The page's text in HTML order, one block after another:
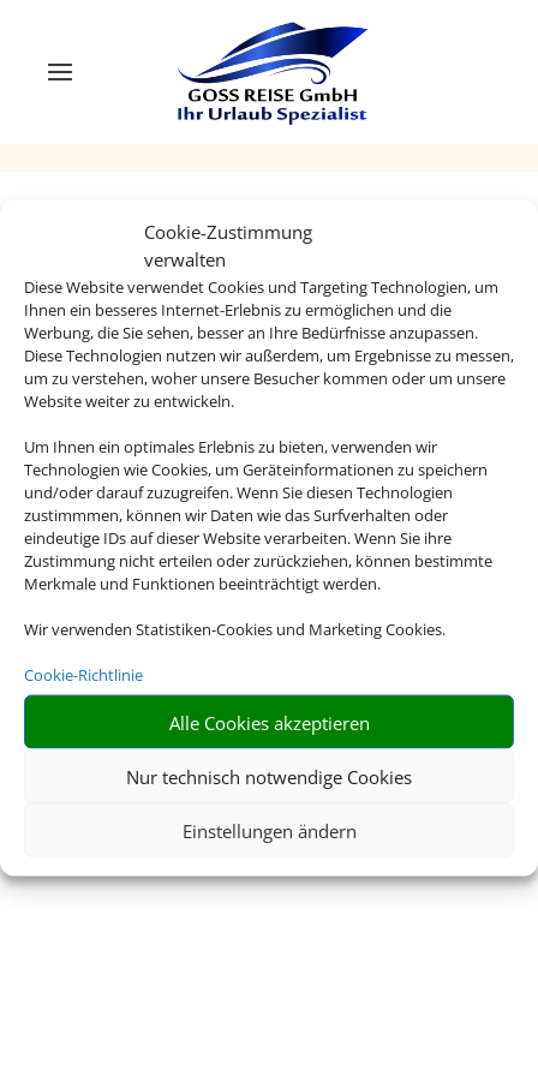
Cookie-Zustimmung
verwalten
Diese Website verwendet Cookies und Targeting Technologien, um
Ihnen ein besseres Internet-Erlebnis zu ermöglichen und die
Werbung, die Sie sehen, besser an Ihre Bedürfnisse anzupassen.
Diese Technologien nutzen wir außerdem, um Ergebnisse zu messen,
um zu verstehen, woher unsere Besucher kommen oder um unsere
Website weiter zu entwickeln.
Um Ihnen ein optimales Erlebnis zu bieten, verwenden wir
Technologien wie Cookies, um Geräteinformationen zu speichern
und/oder darauf zuzugreifen. Wenn Sie diesen Technologien
zustimmmen, können wir Daten wie das Surfverhalten oder
eindeutige IDs auf dieser Website verarbeiten. Wenn Sie ihre
Zustimmung nicht erteilen oder zurückziehen, können bestimmte
Merkmale und Funktionen beeinträchtigt werden.
Wir verwenden Statistiken-Cookies und Marketing Cookies.
Cookie-Richtlinie
Alle Cookies akzeptieren
Nur technisch notwendige Cookies
Einstellungen ändern
Rechtliche Informationen
Impressum Datenschutzerklärung
AGB
Service Blacklisted Airlines
Online Check-In
Barrierefreiheitserklärun
g